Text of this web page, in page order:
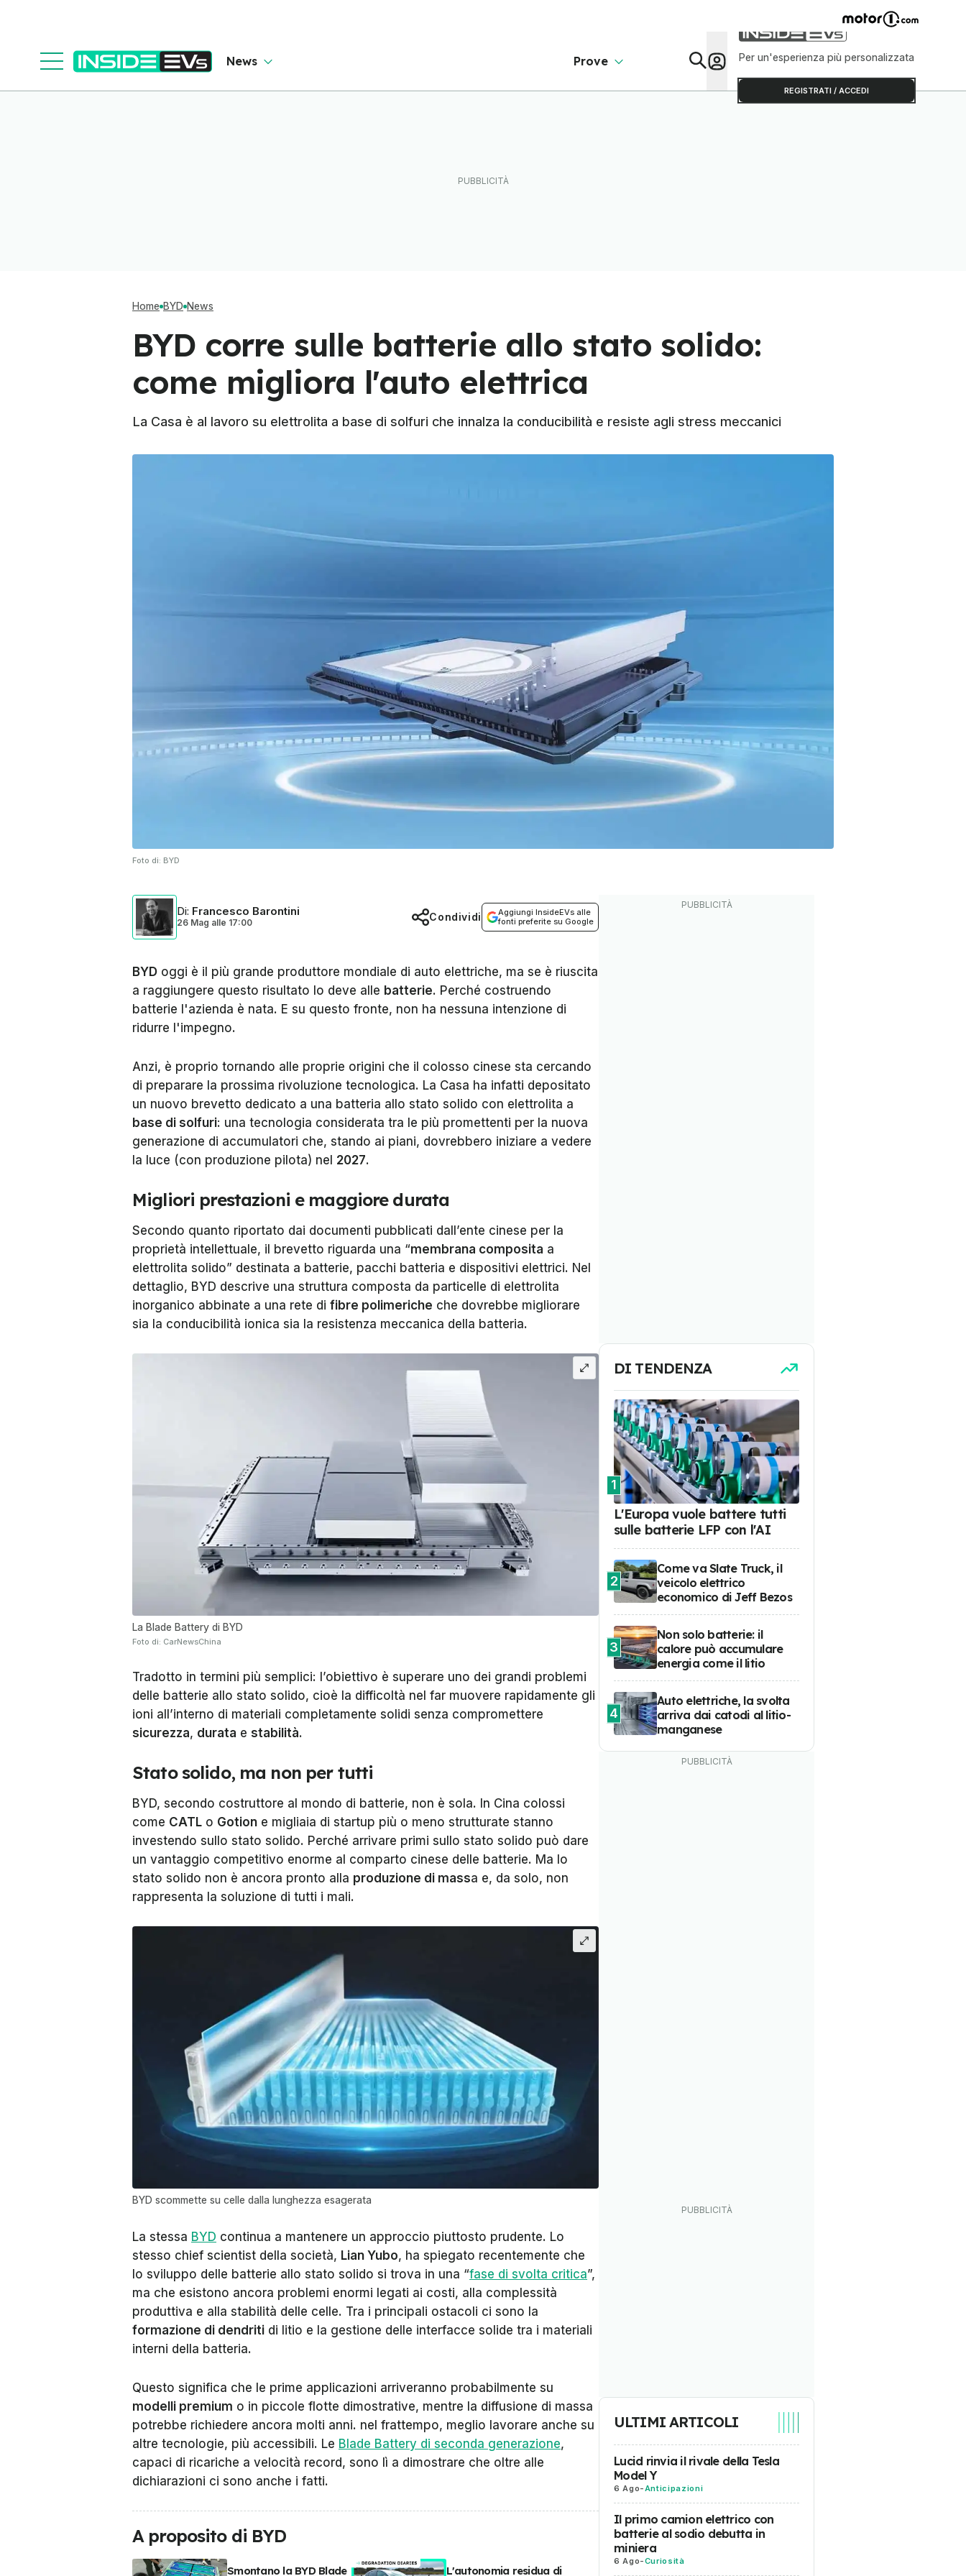
News Prove Per un'esperienza più personalizzata
REGISTRATI / ACCEDI
Home BYD News
BYD corre sulle batterie allo stato solido:
come migliora l'auto elettrica
La Casa è al lavoro su elettrolita a base di solfuri che innalza la conducibilità e resiste agli stress meccanici
Foto di: BYD
Di: Francesco Barontini
26 Mag alle 17:00
Aggiungi InsideEVs alle
fonti preferite su Google
Condividi
BYD oggi è il più grande produttore mondiale di auto elettriche, ma se è riuscita
a raggiungere questo risultato lo deve alle batterie. Perché costruendo
batterie l'azienda è nata. E su questo fronte, non ha nessuna intenzione di
ridurre l'impegno.
Anzi, è proprio tornando alle proprie origini che il colosso cinese sta cercando
di preparare la prossima rivoluzione tecnologica. La Casa ha infatti depositato
un nuovo brevetto dedicato a una batteria allo stato solido con elettrolita a
base di solfuri: una tecnologia considerata tra le più promettenti per la nuova
generazione di accumulatori che, stando ai piani, dovrebbero iniziare a vedere
la luce (con produzione pilota) nel 2027.
Migliori prestazioni e maggiore durata
Secondo quanto riportato dai documenti pubblicati dall’ente cinese per la
proprietà intellettuale, il brevetto riguarda una “membrana composita a
elettrolita solido” destinata a batterie, pacchi batteria e dispositivi elettrici. Nel
dettaglio, BYD descrive una struttura composta da particelle di elettrolita
inorganico abbinate a una rete di fibre polimeriche che dovrebbe migliorare
sia la conducibilità ionica sia la resistenza meccanica della batteria.
La Blade Battery di BYD
Foto di: CarNewsChina
Tradotto in termini più semplici: l’obiettivo è superare uno dei grandi problemi
delle batterie allo stato solido, cioè la difficoltà nel far muovere rapidamente gli
ioni all’interno di materiali completamente solidi senza compromettere
sicurezza, durata e stabilità.
Stato solido, ma non per tutti
BYD, secondo costruttore al mondo di batterie, non è sola. In Cina colossi
come CATL o Gotion e migliaia di startup più o meno strutturate stanno
investendo sullo stato solido. Perché arrivare primi sullo stato solido può dare
un vantaggio competitivo enorme al comparto cinese delle batterie. Ma lo
stato solido non è ancora pronto alla produzione di massa e, da solo, non
rappresenta la soluzione di tutti i mali.
BYD scommette su celle dalla lunghezza esagerata
La stessa BYD continua a mantenere un approccio piuttosto prudente. Lo
stesso chief scientist della società, Lian Yubo, ha spiegato recentemente che
lo sviluppo delle batterie allo stato solido si trova in una “fase di svolta critica”,
ma che esistono ancora problemi enormi legati ai costi, alla complessità
produttiva e alla stabilità delle celle. Tra i principali ostacoli ci sono la
formazione di dendriti di litio e la gestione delle interfacce solide tra i materiali
interni della batteria.
Questo significa che le prime applicazioni arriveranno probabilmente su
modelli premium o in piccole flotte dimostrative, mentre la diffusione di massa
potrebbe richiedere ancora molti anni. nel frattempo, meglio lavorare anche su
altre tecnologie, più accessibili. Le Blade Battery di seconda generazione,
capaci di ricariche a velocità record, sono lì a dimostrare che oltre alle
dichiarazioni ci sono anche i fatti.
A proposito di BYD
Smontano la BYD Blade L'autonomia residua di
DI TENDENZA
1
L'Europa vuole battere tutti
sulle batterie LFP con l'AI
2
Come va Slate Truck, il
veicolo elettrico
economico di Jeff Bezos
3
Non solo batterie: il
calore può accumulare
energia come il litio
4
Auto elettriche, la svolta
arriva dai catodi al litio-
manganese
ULTIMI ARTICOLI
Lucid rinvia il rivale della Tesla
Model Y
6 Ago-Anticipazioni
Il primo camion elettrico con
batterie al sodio debutta in
miniera
6 Ago-Curiosità